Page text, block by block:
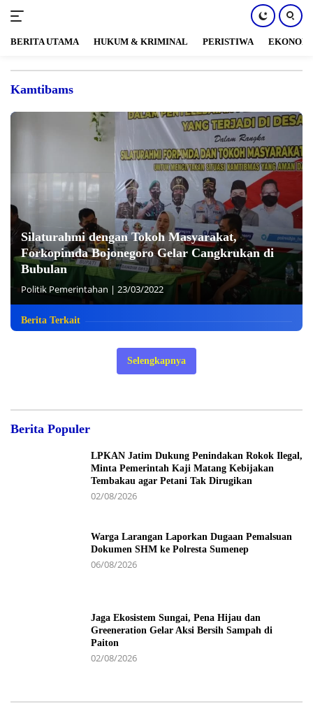
konten
BERITA UTAMA HUKUM & KRIMINAL PERISTIWA EKONOMI
Kamtibams
Silaturahmi dengan Tokoh Masyarakat,
Forkopimda Bojonegoro Gelar Cangkrukan di
Bubulan
Politik Pemerintahan | 23/03/2022
Berita Terkait
Selengkapnya
Berita Populer
LPKAN Jatim Dukung Penindakan Rokok Ilegal,
Minta Pemerintah Kaji Matang Kebijakan
Tembakau agar Petani Tak Dirugikan
02/08/2026
Warga Larangan Laporkan Dugaan Pemalsuan
Dokumen SHM ke Polresta Sumenep
06/08/2026
Jaga Ekosistem Sungai, Pena Hijau dan
Greeneration Gelar Aksi Bersih Sampah di
Paiton
02/08/2026